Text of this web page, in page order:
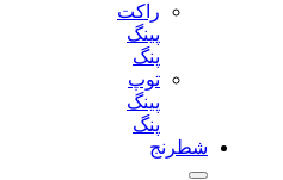
راکت
توپ
شطرنج